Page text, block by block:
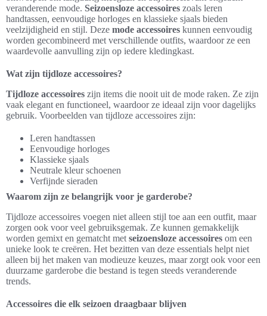
veranderende mode. Seizoensloze accessoires zoals leren
handtassen, eenvoudige horloges en klassieke sjaals bieden
veelzijdigheid en stijl. Deze mode accessoires kunnen eenvoudig
worden gecombineerd met verschillende outfits, waardoor ze een
waardevolle aanvulling zijn op iedere kledingkast.
Wat zijn tijdloze accessoires?
Tijdloze accessoires zijn items die nooit uit de mode raken. Ze zijn
vaak elegant en functioneel, waardoor ze ideaal zijn voor dagelijks
gebruik. Voorbeelden van tijdloze accessoires zijn:
Leren handtassen
Eenvoudige horloges
Klassieke sjaals
Neutrale kleur schoenen
Verfijnde sieraden
Waarom zijn ze belangrijk voor je garderobe?
Tijdloze accessoires voegen niet alleen stijl toe aan een outfit, maar
zorgen ook voor veel gebruiksgemak. Ze kunnen gemakkelijk
worden gemixt en gematcht met seizoensloze accessoires om een
unieke look te creëren. Het bezitten van deze essentials helpt niet
alleen bij het maken van modieuze keuzes, maar zorgt ook voor een
duurzame garderobe die bestand is tegen steeds veranderende
trends.
Accessoires die elk seizoen draagbaar blijven